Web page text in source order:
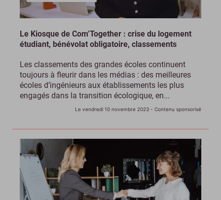
Le Kiosque de Com’Together : crise du logement
étudiant, bénévolat obligatoire, classements
Les classements des grandes écoles continuent
toujours à fleurir dans les médias : des meilleures
écoles d’ingénieurs aux établissements les plus
engagés dans la transition écologique, en...
Le vendredi 10 novembre 2023 - Contenu sponsorisé